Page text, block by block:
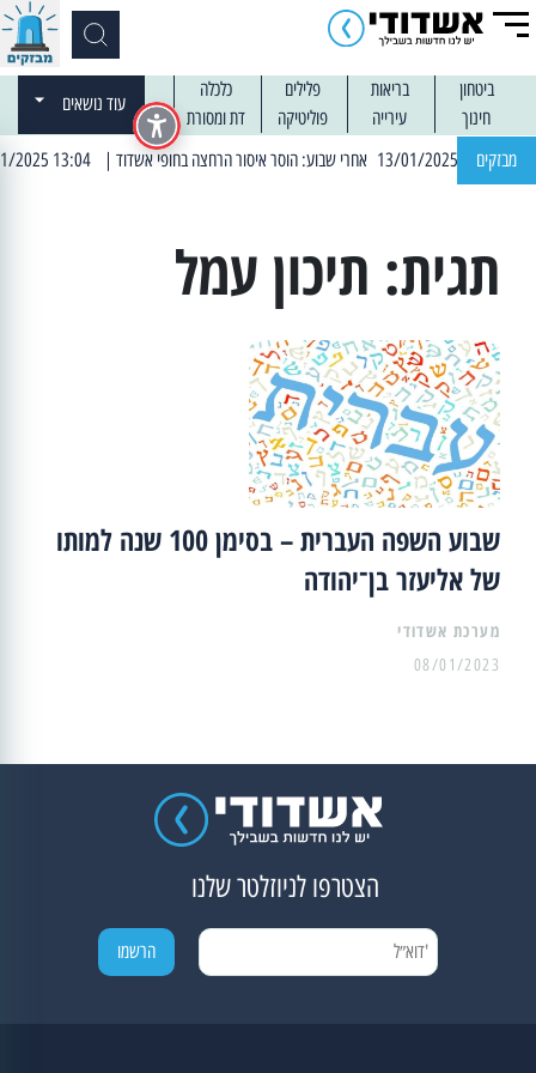
ביטחון בריאות פלילים
כלכלה
חינוך
עירייה פוליטיקה דת ומסורת
עוד נושאים
מבזקים
| 12:14 13/01/2025 אחרי שבוע: הוסר איסור הרחצה בחופי אשדוד | 13:04 14/01/2025 עובדים בלילות: עבודות קרצוף וריבוד אספלט
תגית: תיכון עמל
שבוע השפה העברית – בסימן 100 שנה למותו
של אליעזר בן־יהודה
מערכת אשדודי
08/01/2023
הצטרפו לניוזלטר שלנו